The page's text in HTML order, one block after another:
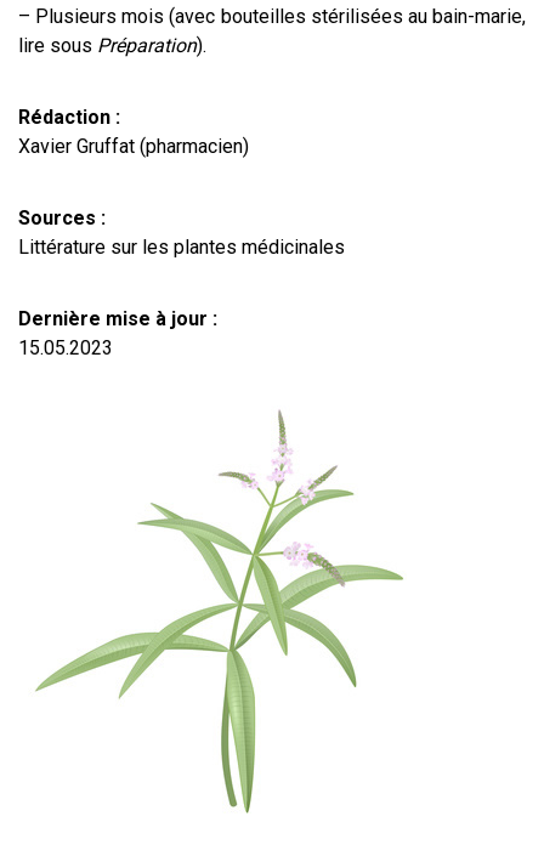
– Plusieurs mois (avec bouteilles stérilisées au bain-marie,
lire sous Préparation).
Rédaction :
Xavier Gruffat (pharmacien)
Sources :
Littérature sur les plantes médicinales
Dernière mise à jour :
15.05.2023